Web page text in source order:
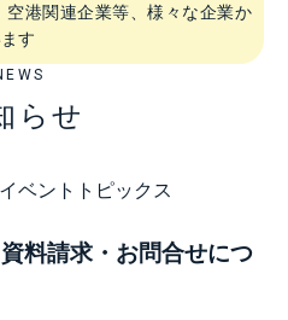
空港関連企業等、様々な企業か
す
らせ
イベント トピックス
料請求・お問合せにつ